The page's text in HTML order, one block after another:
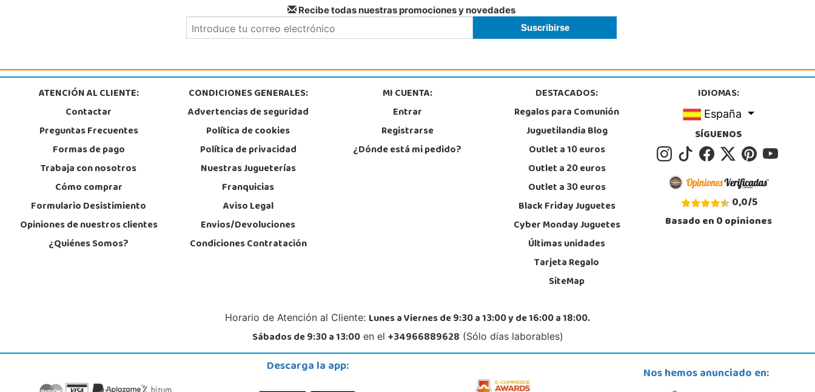
Recibe todas nuestras promociones y novedades
ATENCIÓN AL CLIENTE:
Contactar
Preguntas Frecuentes
Formas de pago
Trabaja con nosotros
Cómo comprar
Formulario Desistimiento
Opiniones de nuestros clientes
¿Quiénes Somos?
CONDICIONES GENERALES:
Advertencias de seguridad
Política de cookies
Política de privacidad
Nuestras Jugueterías
Franquicias
Aviso Legal
Envios/Devoluciones
Condiciones Contratación
MI CUENTA:
Entrar
Registrarse
¿Dónde está mi pedido?
DESTACADOS:
Regalos para Comunión
Juguetilandia Blog
Outlet a 10 euros
Outlet a 20 euros
Outlet a 30 euros
Black Friday Juguetes
Cyber Monday Juguetes
Últimas unidades
Tarjeta Regalo
SiteMap
IDIOMAS:
España
SÍGUENOS
0,0/5
Basado en0opiniones
Horario de Atención al Cliente: Lunes a Viernes de 9:30 a 13:00 y de 16:00 a 18:00.
Sábados de 9:30 a 13:00en el +34966889628 (Sólo días laborables)
Descarga la app: Nos hemos anunciado en: